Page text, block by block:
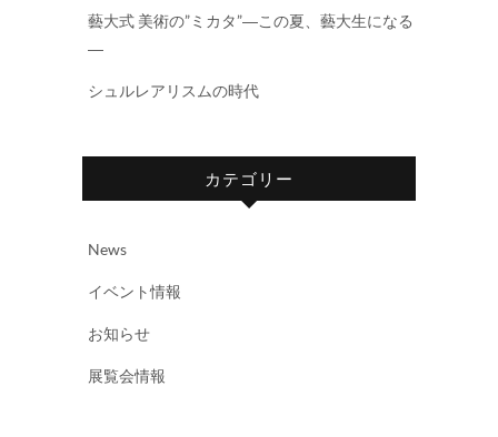
藝大式 美術の”ミカタ”―この夏、藝大生になる
―
シュルレアリスムの時代
カテゴリー
News
イベント情報
お知らせ
展覧会情報